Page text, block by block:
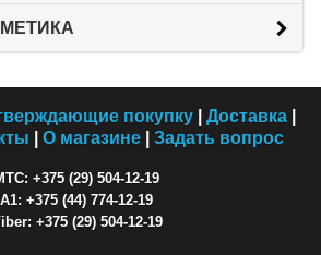
покупку| Доставка|
О магазине Задать вопрос
+375 (29) 504-12-19
A1: +375 (44) 774-12-19
+375 (29) 504-12-19